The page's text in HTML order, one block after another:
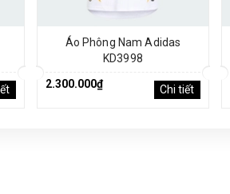
Áo Phông Nam Adidas
KD3998
2.300.000₫
Chi tiết